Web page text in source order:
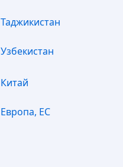
Таджикистан
Узбекистан
Китай
Европа, ЕС